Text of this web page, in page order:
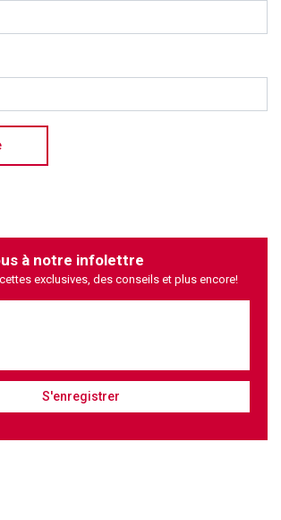
à notre infolettre
exclusives, des conseils et plus encore!